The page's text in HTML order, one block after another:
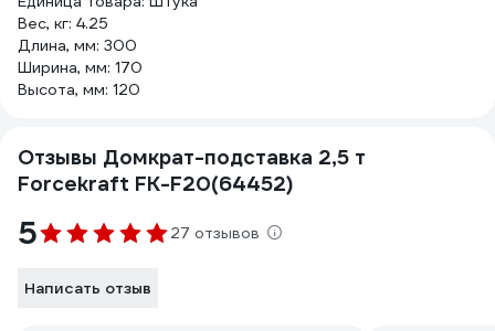
Вес, кг: 4.25
Длина, мм: 300
Ширина, мм: 170
Высота, мм: 120
Отзывы Домкрат-подставка 2,5 т
Forcekraft FK-F20(64452)
5 27 отзывов
Написать отзыв